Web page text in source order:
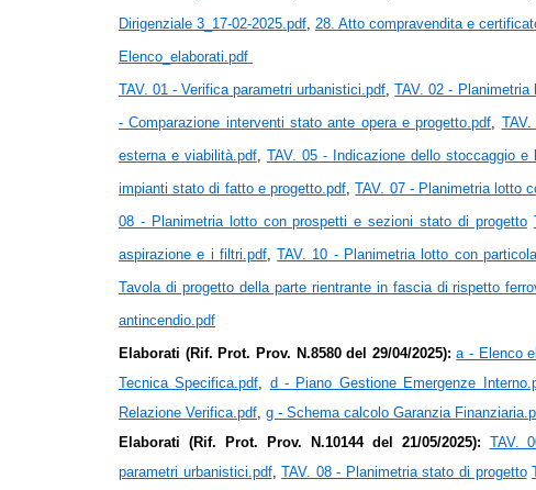
Dirigenziale 3_17-02-2025.pdf, 28. Atto compravendita e
Elenco_elaborati.pdf
TAV. 01 - Verifica parametri urbanistici.pdf,TAV. 02 -
- Comparazione interventi stato ante opera e progetto.pdf,
esterna e viabilità.pdf, TAV. 05 - Indicazione dello stoccaggio e
impianti stato di fatto e progetto.pdf,TAV. 07 - Planimetria lotto
08 - Planimetria lotto con prospetti e sezioni stato di progetto
aspirazione e i filtri.pdf,TAV. 10 - Planimetria lotto con
Tavola di progetto della parte rientrante in fascia di rispetto
antincendio.pdf
Elaborati (Rif. Prot. Prov. N.8580 del 29/04/2025):a - Elenco
Tecnica Specifica.pdf, d - Piano Gestione Emergenze
Relazione Verifica.pdf, g - Schema calcolo Garanzia
Elaborati (Rif. Prot. Prov. N.10144 del 21/05/2025): TAV.
parametri urbanistici.pdf,TAV. 08 - Planimetria stato di progetto